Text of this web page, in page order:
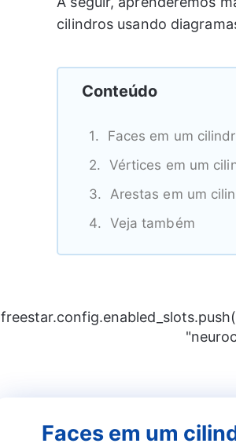
cilindros usando
Conteúdo
Faces em um
Vértices em um
Arestas em um
Veja também
Faces em um